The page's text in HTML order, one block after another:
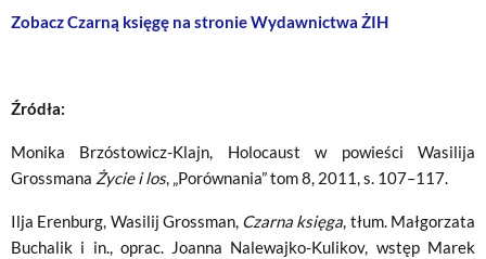
Zobacz Czarną księgę na stronie Wydawnictwa ŻIH
Źródła:
Monika Brzóstowicz-Klajn, Holocaust w powieści Wasilija
Grossmana Życie i los, „Porównania” tom 8, 2011, s. 107–117.
Ilja Erenburg, Wasilij Grossman, Czarna księga, tłum. Małgorzata
Buchalik i in., oprac. Joanna Nalewajko-Kulikov, wstęp Marek